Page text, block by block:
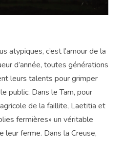
atypiques, c’est l’amour de la
d’année, toutes générations
leurs talents pour grimper
public. Dans le Tarn, pour
de la faillite, Laetitia et
fermières» un véritable
leur ferme. Dans la Creuse,